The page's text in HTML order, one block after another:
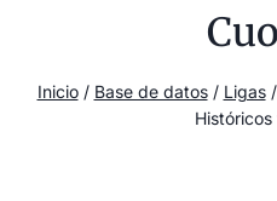
Inicio / Base de datos / Ligas /